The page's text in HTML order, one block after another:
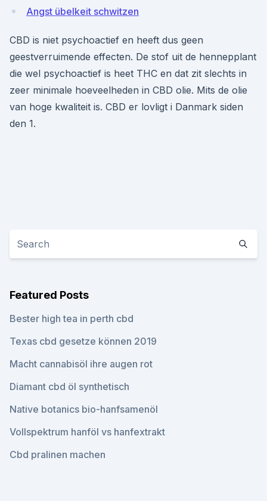
Angst übelkeit schwitzen
CBD is niet psychoactief en heeft dus geen
geestverruimende effecten. De stof uit de hennepplant
die wel psychoactief is heet THC en dat zit slechts in
zeer minimale hoeveelheden in CBD olie. Mits de olie
van hoge kwaliteit is. CBD er lovligt i Danmark siden
den 1.
Featured Posts
Bester high tea in perth cbd
Texas cbd gesetze können 2019
Macht cannabisöl ihre augen rot
Diamant cbd öl synthetisch
Native botanics bio-hanfsamenöl
Vollspektrum hanföl vs hanfextrakt
Cbd pralinen machen